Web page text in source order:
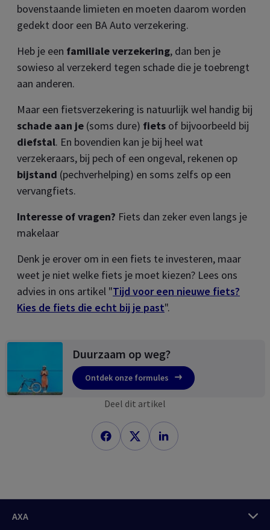
bovenstaande limieten en moeten daarom worden
gedekt door een BA Auto verzekering.
Heb je een familiale verzekering, dan ben je
sowieso al verzekerd tegen schade die je toebrengt
aan anderen.
Maar een fietsverzekering is natuurlijk wel handig bij
schade aan je (soms dure) fiets of bijvoorbeeld bij
diefstal. En bovendien kan je bij heel wat
verzekeraars, bij pech of een ongeval, rekenen op
bijstand (pechverhelping) en soms zelfs op een
vervangfiets.
Interesse of vragen? Fiets dan zeker even langs je
makelaar
Denk je erover om in een fiets te investeren, maar
weet je niet welke fiets je moet kiezen? Lees ons
advies in ons artikel "Tijd voor een nieuwe fiets?
Kies de fiets die echt bij je past".
Duurzaam op weg?
Ontdek onze formules
Deel dit artikel
AXA